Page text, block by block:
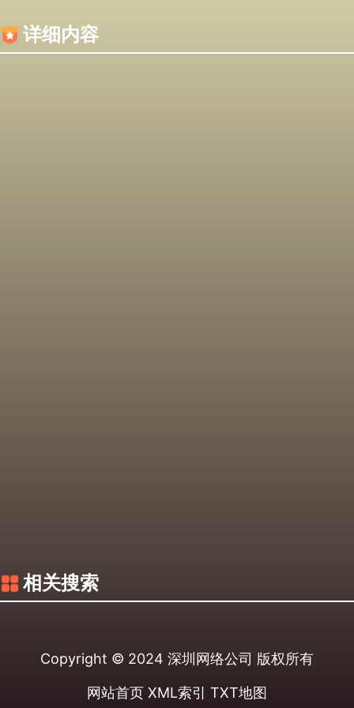
详细内容
相关搜索
Copyright © 2024 深圳网络公司 版权所有
网站首页 XML索引 TXT地图